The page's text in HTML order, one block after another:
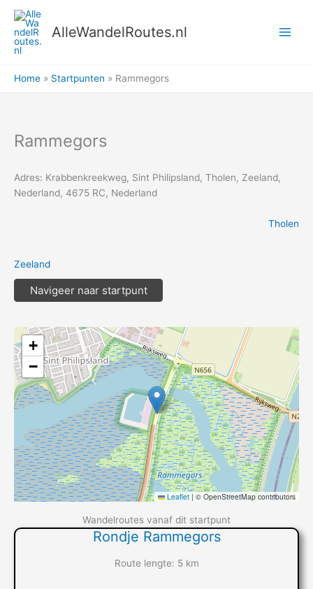
naar
inhoud
AlleWandelRoutes.nl
Home Startpunten Rammegors
Rammegors
Adres: Krabbenkreekweg, Sint Philipsland, Tholen, Zeeland,
Nederland, 4675 RC, Nederland
Tholen
Zeeland
Navigeer naar startpunt
+
−
Leaflet | © OpenStreetMap contributors
Wandelroutes vanaf dit startpunt
Rondje Rammegors
Route lengte: 5 km